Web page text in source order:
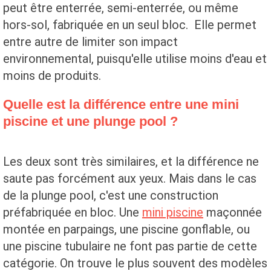
peut être enterrée, semi-enterrée, ou même
hors-sol, fabriquée en un seul bloc. Elle permet
entre autre de limiter son impact
environnemental, puisqu'elle utilise moins d'eau et
moins de produits.
Quelle est la différence entre une mini
piscine et une plunge pool ?
Les deux sont très similaires, et la différence ne
saute pas forcément aux yeux. Mais dans le cas
de la plunge pool, c'est une construction
préfabriquée en bloc. Une mini piscine maçonnée
montée en parpaings, une piscine gonflable, ou
une piscine tubulaire ne font pas partie de cette
catégorie. On trouve le plus souvent des modèles